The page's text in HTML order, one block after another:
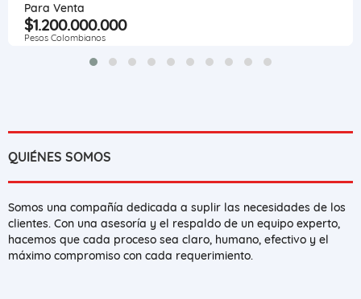
Para Venta
$1.200.000.000
Pesos Colombianos
QUIÉNES SOMOS
Somos una compañía dedicada a suplir las necesidades de los
clientes. Con una asesoría y el respaldo de un equipo experto,
hacemos que cada proceso sea claro, humano, efectivo y el
máximo compromiso con cada requerimiento.